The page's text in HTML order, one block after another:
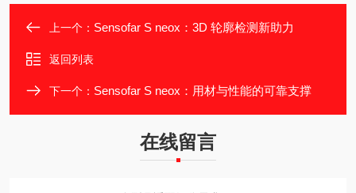
上一个： Sensofar S neox：3D 轮廓检测新助力
返回列表
下一个： Sensofar S neox：用材与性能的可靠支撑
在线留言